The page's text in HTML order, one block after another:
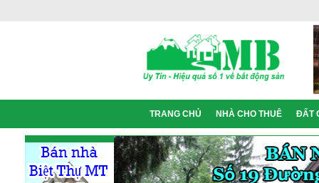
TRANG CHỦ NHÀ CHO THUÊ ĐẤT